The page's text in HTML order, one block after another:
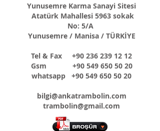
Yunusemre Karma Sanayi Sitesi
Atatürk Mahallesi 5963 sokak
No: 5/A
Yunusemre / Manisa / TÜRKİYE
Tel & Fax +90 236 239 12 12
Gsm +90 549 650 50 20
whatsapp +90 549 650 50 20
bilgi@ankatrambolin.com
trambolin@gmail.com